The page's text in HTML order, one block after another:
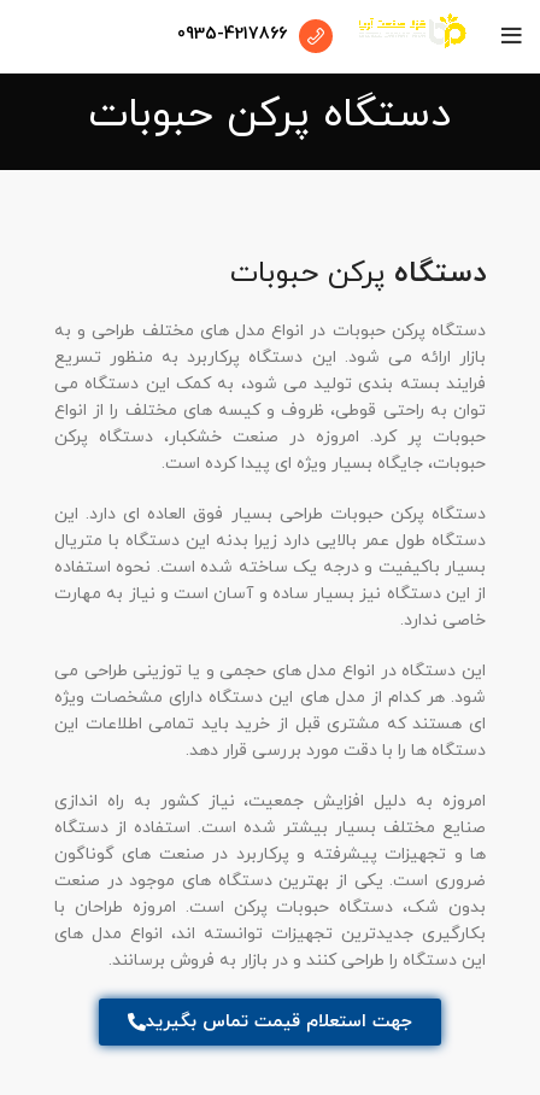
0935-4217866
دستگاه پرکن حبوبات
دستگاه پرکن حبوبات
دستگاه پرکن حبوبات در انواع مدل های مختلف طراحی و به
بازار ارائه می شود. این دستگاه پرکاربرد به منظور تسریع
فرایند بسته بندی تولید می شود، به کمک این دستگاه می
توان به راحتی قوطی، ظروف و کیسه های مختلف را از انواع
حبوبات پر کرد. امروزه در صنعت خشکبار، دستگاه پرکن
حبوبات، جایگاه بسیار ویژه ای پیدا کرده است.
دستگاه پرکن حبوبات طراحی بسیار فوق العاده ای دارد. این
دستگاه طول عمر بالایی دارد زیرا بدنه این دستگاه با متریال
بسیار باکیفیت و درجه یک ساخته شده است. نحوه استفاده
از این دستگاه نیز بسیار ساده و آسان است و نیاز به مهارت
خاصی ندارد.
این دستگاه در انواع مدل های حجمی و یا توزینی طراحی می
شود. هر کدام از مدل های این دستگاه دارای مشخصات ویژه
ای هستند که مشتری قبل از خرید باید تمامی اطلاعات این
دستگاه ها را با دقت مورد بررسی قرار دهد.
امروزه به دلیل افزایش جمعیت، نیاز کشور به راه اندازی
صنایع مختلف بسیار بیشتر شده است. استفاده از دستگاه
ها و تجهیزات پیشرفته و پرکاربرد در صنعت های گوناگون
ضروری است. یکی از بهترین دستگاه های موجود در صنعت
بدون شک، دستگاه حبوبات پرکن است. امروزه طراحان با
بکارگیری جدیدترین تجهیزات توانسته اند، انواع مدل های
این دستگاه را طراحی کنند و در بازار به فروش برسانند.
جهت استعلام قیمت تماس بگیرید